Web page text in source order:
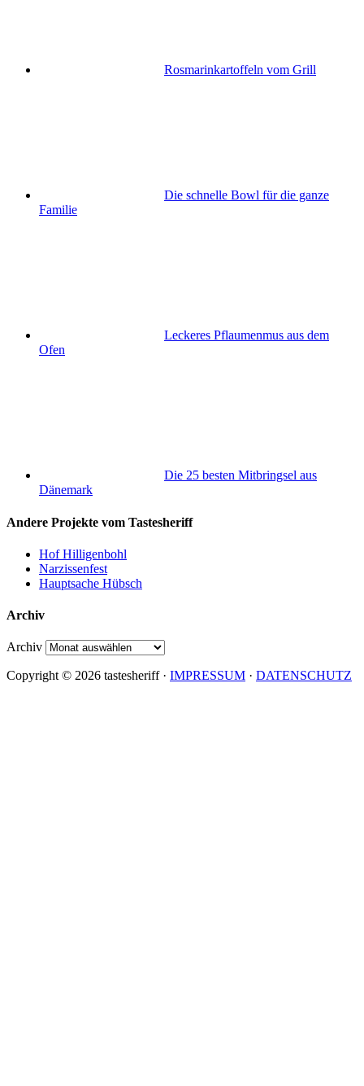
Rosmarinkartoffeln vom Grill
Die schnelle Bowl für die ganze
Familie
Leckeres Pflaumenmus aus dem
Ofen
Die 25 besten Mitbringsel aus
Dänemark
Andere Projekte vom Tastesheriff
Hof Hilligenbohl
Narzissenfest
Hauptsache Hübsch
Archiv
Archiv
Copyright © 2026 tastesheriff · IMPRESSUM · DATENSCHUTZ